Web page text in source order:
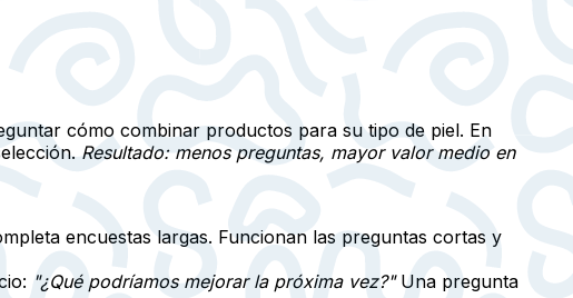
cómo combinar productos para su tipo de piel. En
Resultado: menos preguntas, mayor valor medio en
encuestas largas. Funcionan las preguntas cortas y
"¿Qué podríamos mejorar la próxima vez?"Una pregunta